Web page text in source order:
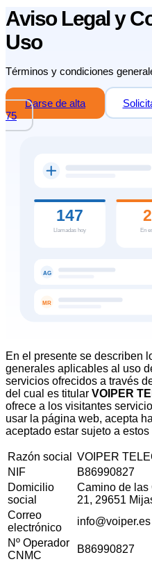
Aviso Legal y
Uso
Términos y condiciones
Darse de alta
75
147
Llamadas hoy En
AG
MR
En el presente se describen
generales aplicables al uso
servicios ofrecidos a través
del cual es titular VOIPER
ofrece a los visitantes
usar la página web, acepta
aceptado estar sujeto a estos
Razón social
VOIPER
NIF
B86990827
Domicilio
social
Camino de las
21, 29651
Correo
electrónico
info@voiper.es
Nº Operador
CNMC
B86990827